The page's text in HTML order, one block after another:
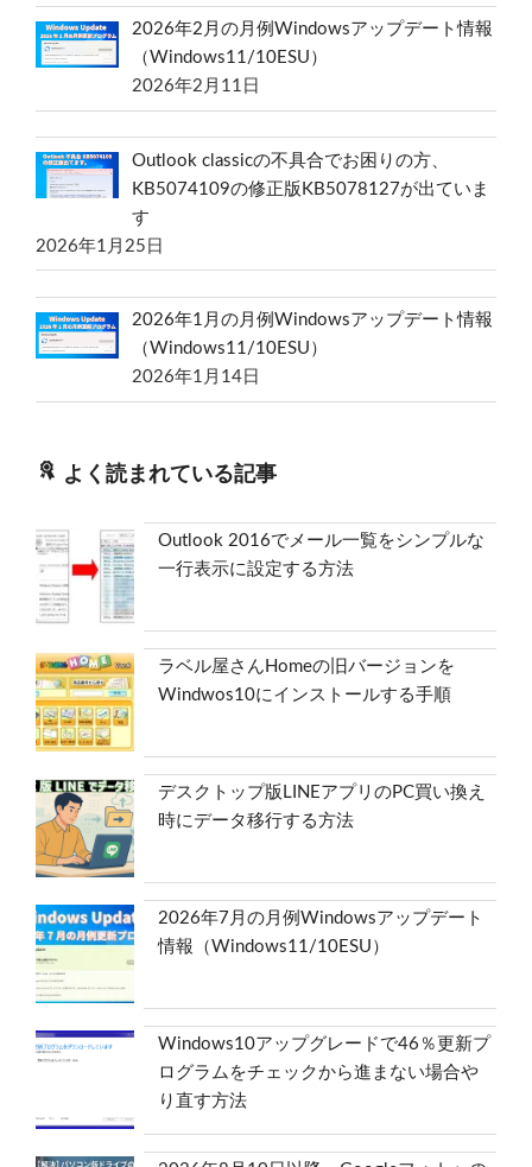
2026年2月の月例Windowsアップデート情報
（Windows11/10ESU）
2026年2月11日
Outlook classicの不具合でお困りの方、
KB5074109の修正版KB5078127が出ていま
す
2026年1月25日
2026年1月の月例Windowsアップデート情報
（Windows11/10ESU）
2026年1月14日
よく読まれている記事
Outlook 2016でメール一覧をシンプルな
一行表示に設定する方法
ラベル屋さんHomeの旧バージョンを
Windwos10にインストールする手順
デスクトップ版LINEアプリのPC買い換え
時にデータ移行する方法
2026年7月の月例Windowsアップデート
情報（Windows11/10ESU）
Windows10アップグレードで46％更新プ
ログラムをチェックから進まない場合や
り直す方法